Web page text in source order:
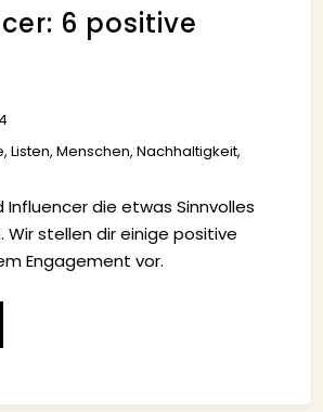
6 positive
, Listen, Menschen, Nachhaltigkeit,
Influencer die etwas Sinnvolles
Wir stellen dir einige positive
Engagement vor.